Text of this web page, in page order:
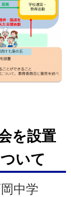
を設置
いて
中学